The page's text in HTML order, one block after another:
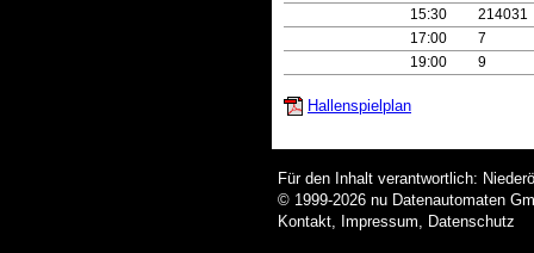
15:30
214031
17:00
7
19:00
9
Hallenspielplan
Für den Inhalt verantwortlich:
© 1999-2026 nu Datenautomaten
Kontakt, Impressum, Datenschutz